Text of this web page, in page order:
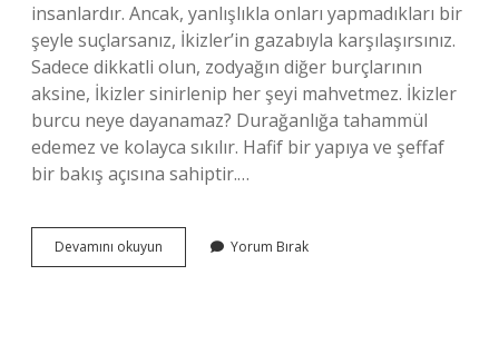
insanlardır. Ancak, yanlışlıkla onları yapmadıkları bir
şeyle suçlarsanız, İkizler’in gazabıyla karşılaşırsınız.
Sadece dikkatli olun, zodyağın diğer burçlarının
aksine, İkizler sinirlenip her şeyi mahvetmez. İkizler
burcu neye dayanamaz? Durağanlığa tahammül
edemez ve kolayca sıkılır. Hafif bir yapıya ve şeffaf
bir bakış açısına sahiptir.…
Devamını okuyun
Neye
Yorum Bırak